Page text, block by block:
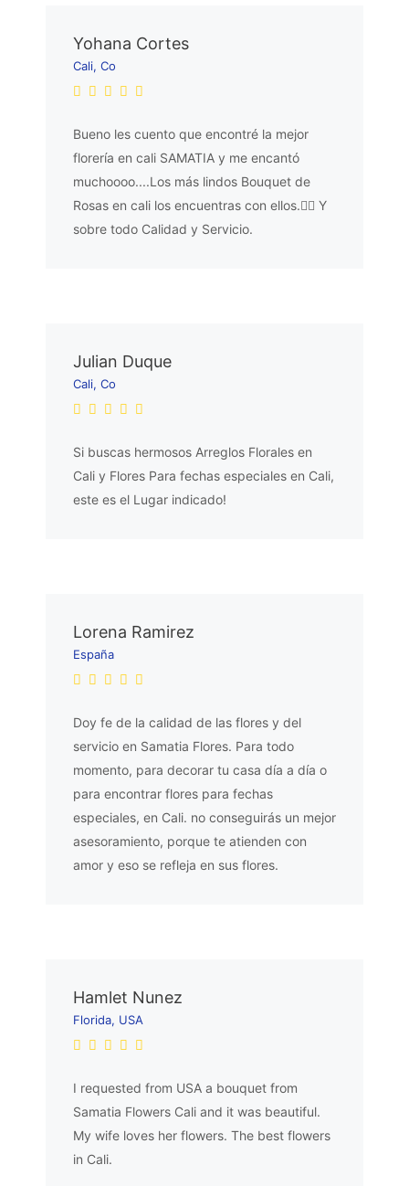
Yohana Cortes
Cali, Co
Bueno les cuento que encontré la mejor
florería en cali SAMATIA y me encantó
muchoooo....Los más lindos Bouquet de
Rosas en cali los encuentras con ellos.👌🏼 Y
sobre todo Calidad y Servicio.
Julian Duque
Cali, Co
Si buscas hermosos Arreglos Florales en
Cali y Flores Para fechas especiales en Cali,
este es el Lugar indicado!
Lorena Ramirez
España
Doy fe de la calidad de las flores y del
servicio en Samatia Flores. Para todo
momento, para decorar tu casa día a día o
para encontrar flores para fechas
especiales, en Cali. no conseguirás un mejor
asesoramiento, porque te atienden con
amor y eso se refleja en sus flores.
Hamlet Nunez
Florida, USA
I requested from USA a bouquet from
Samatia Flowers Cali and it was beautiful.
My wife loves her flowers. The best flowers
in Cali.